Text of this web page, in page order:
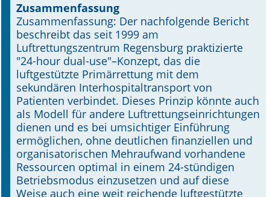
Supplements OrphanAnesthesia
Online First
A&I English
Mediadaten
Autoren-Service
Bestell-Service
Stellenmarkt
Zusammenfassung
Zusammenfassung: Der nachfolgende Bericht
beschreibt das seit 1999 am
Luftrettungszentrum Regensburg praktizierte
"24-hour dual-use"–Konzept, das die
luftgestützte Primärrettung mit dem
sekundären Interhospitaltransport von
Patienten verbindet. Dieses Prinzip könnte auch
als Modell für andere Luftrettungseinrichtungen
dienen und es bei umsichtiger Einführung
ermöglichen, ohne deutlichen finanziellen und
organisatorischen Mehraufwand vorhandene
Ressourcen optimal in einem 24-stündigen
Betriebsmodus einzusetzen und auf diese
Weise auch eine weit reichende luftgestützte